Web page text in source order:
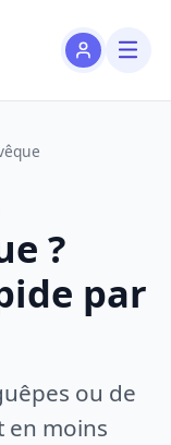
?
par
ou de
en moins